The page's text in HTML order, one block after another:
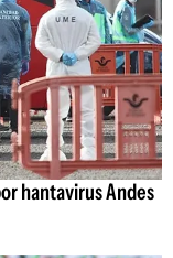
hantavirus Andes